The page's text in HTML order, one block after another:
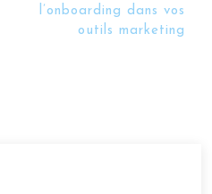
l’onboarding dans vos
outils marketing